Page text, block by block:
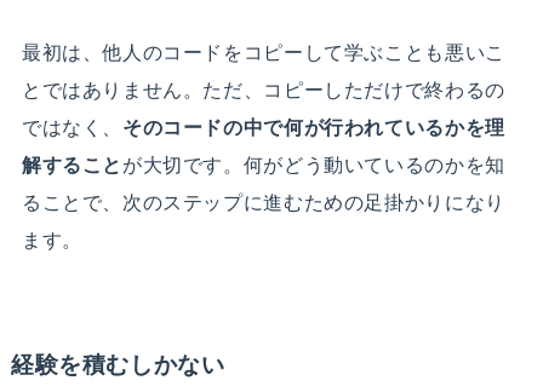
最初は、他人のコードをコピーして学ぶことも悪いこ
とではありません。ただ、コピーしただけで終わるの
ではなく、 そのコードの中で何が行われているかを理
解すること が大切です。何がどう動いているのかを知
ることで、次のステップに進むための足掛かりになり
ます。
経験を積むしかない